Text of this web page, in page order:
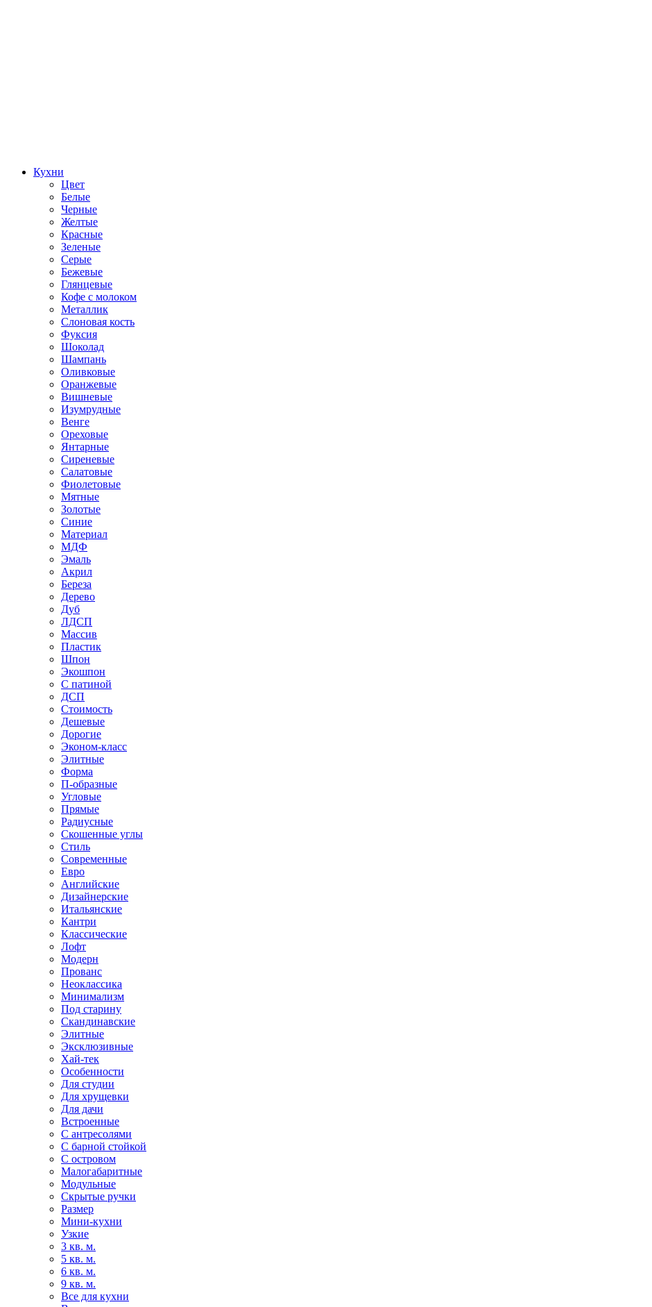
Кухни
Цвет
Белые
Черные
Желтые
Красные
Зеленые
Серые
Бежевые
Глянцевые
Кофе с молоком
Металлик
Слоновая кость
Фуксия
Шоколад
Шампань
Оливковые
Оранжевые
Вишневые
Изумрудные
Венге
Ореховые
Янтарные
Сиреневые
Салатовые
Фиолетовые
Мятные
Золотые
Синие
Материал
МДФ
Эмаль
Акрил
Береза
Дерево
Дуб
ЛДСП
Массив
Пластик
Шпон
Экошпон
С патиной
ДСП
Стоимость
Дешевые
Дорогие
Эконом-класс
Элитные
Форма
П-образные
Угловые
Прямые
Радиусные
Скошенные углы
Стиль
Современные
Евро
Английские
Дизайнерские
Итальянские
Кантри
Классические
Лофт
Модерн
Прованс
Неоклассика
Минимализм
Под старину
Скандинавские
Элитные
Эксклюзивные
Хай-тек
Особенности
Для студии
Для хрущевки
Для дачи
Встроенные
С антресолями
С барной стойкой
С островом
Малогабаритные
Модульные
Скрытые ручки
Размер
Мини-кухни
Узкие
3 кв. м.
5 кв. м.
6 кв. м.
9 кв. м.
Все для кухни